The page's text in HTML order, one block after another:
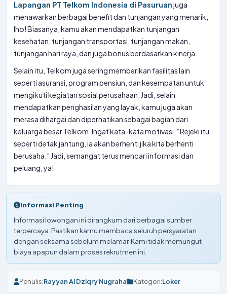
Lapangan PT Telkom Indonesia di Pasuruanjuga
menawarkan berbagai benefit dan tunjangan yang menarik,
lho! Biasanya, kamu akan mendapatkan tunjangan
kesehatan, tunjangan transportasi, tunjangan makan,
tunjangan hari raya, dan juga bonus berdasarkan kinerja.
Selain itu, Telkom juga sering memberikan fasilitas lain
seperti asuransi, program pensiun, dan kesempatan untuk
mengikuti kegiatan sosial perusahaan. Jadi, selain
mendapatkan penghasilan yang layak, kamu juga akan
merasa dihargai dan diperhatikan sebagai bagian dari
keluarga besar Telkom. Ingat kata-kata motivasi, “Rejeki itu
seperti detak jantung, ia akan berhenti jika kita berhenti
berusaha.” Jadi, semangat terus mencari informasi dan
peluang, ya!
Informasi Penting
Informasi lowongan ini dirangkum dari berbagai sumber
terpercaya. Pastikan kamu membaca seluruh persyaratan
dengan seksama sebelum melamar. Kami tidak memungut
biaya apapun dalam proses rekrutmen ini.
Penulis:Rayyan Al Dziqry Nugraha Kategori:Loker